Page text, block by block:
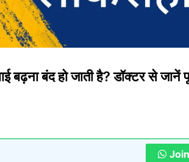
बंद हो जाती है? डॉक्टर से जानें